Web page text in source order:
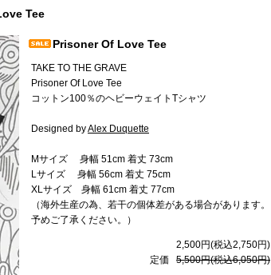
Tee
Prisoner Of Love Tee
TAKE TO THE GRAVE
Prisoner Of Love Tee
コットン100％のヘビーウェイトTシャツ
Designed byAlex Duquette
Mサイズ 身幅 51cm 着丈 73cm
Lサイズ 身幅 56cm 着丈 75cm
XLサイズ 身幅 61cm 着丈 77cm
（海外生産の為、若干の個体差がある場合があります。
予めご了承ください。）
2,500円(税込2,750円)
定価 5,500円(税込6,050円)